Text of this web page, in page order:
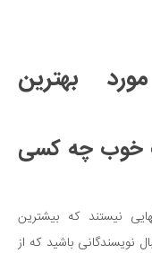
بهترین
خوب چه کسی
نیستند که بیشترین
نویسندگانی باشید که از